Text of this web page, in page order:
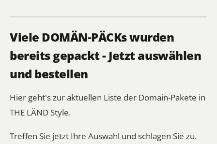
Viele DOMÄN-PÄCKs wurden
bereits gepackt - Jetzt auswählen
und bestellen
Hier geht's zur aktuellen Liste der Domain-Pakete in
THE LÄND Style.
Treffen Sie jetzt Ihre Auswahl und schlagen Sie zu.